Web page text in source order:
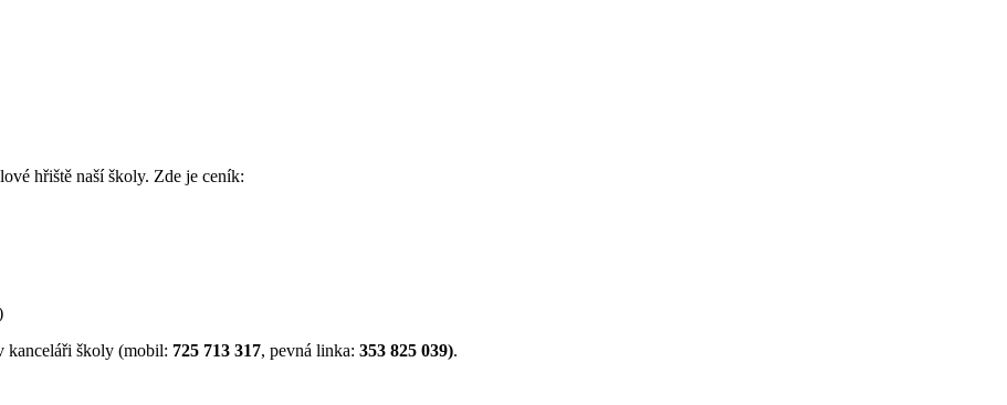
hřiště naší školy. Zde je ceník:
kanceláři školy (mobil: 725 713 317, pevná linka: 353 825 039).